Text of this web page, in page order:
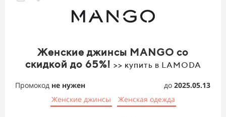
Женские джинсы MANGO со
скидкой до 65%! >> купить в LAMODA
Промокод не нужен до 2025.05.13
Женские джинсы
Женская одежда